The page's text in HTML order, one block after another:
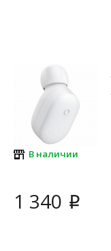
В наличии
1 340 i